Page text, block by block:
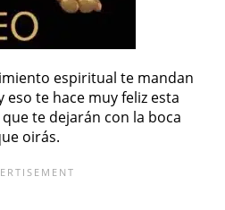
espiritual te mandan
te hace muy feliz esta
te dejarán con la boca
oirás.